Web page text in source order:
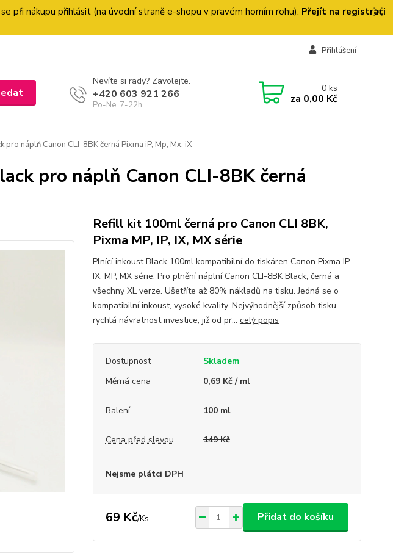
při nákupu přihlásit (na úvodní straně e-shopu v pravém horním rohu). Přejít na registraci
Přihlášení
Nevíte si rady? Zavolejte.
+420 603 921 266
Po-Ne, 7-22h
0ks
za 0,00 Kč
pro náplň Canon CLI-8BK černá Pixma iP, Mp, Mx, iX
pro náplň Canon CLI-8BK černá
Refill kit 100ml černá pro Canon CLI 8BK,
Pixma MP, IP, IX, MX série
Plnící inkoust Black 100ml kompatibilní do tiskáren Canon Pixma IP,
IX, MP, MX série. Pro plnění náplní Canon CLI-8BK Black, černá a
všechny XL verze. Ušetříte až 80% nákladů na tisku. Jedná se o
kompatibilní inkoust, vysoké kvality. Nejvýhodnější způsob tisku,
rychlá návratnost investice, již od pr... celý popis
Dostupnost
Skladem
Měrná cena
0,69 Kč / ml
Balení 100 ml
Cena před slevou 149 Kč
Nejsme plátci DPH
69 Kč/Ks Přidat do košíku